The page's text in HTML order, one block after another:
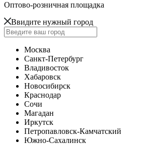
Оптово-розничная площадка
Ввидите нужный город
Москва
Санкт-Петербург
Владивосток
Хабаровск
Новосибирск
Краснодар
Сочи
Магадан
Иркутск
Петропавловск-Камчатский
Южно-Сахалинск